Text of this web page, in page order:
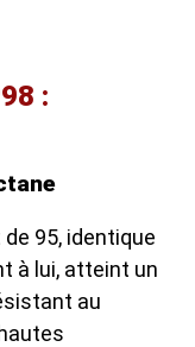
:
de 95, identique
à lui, atteint un
au